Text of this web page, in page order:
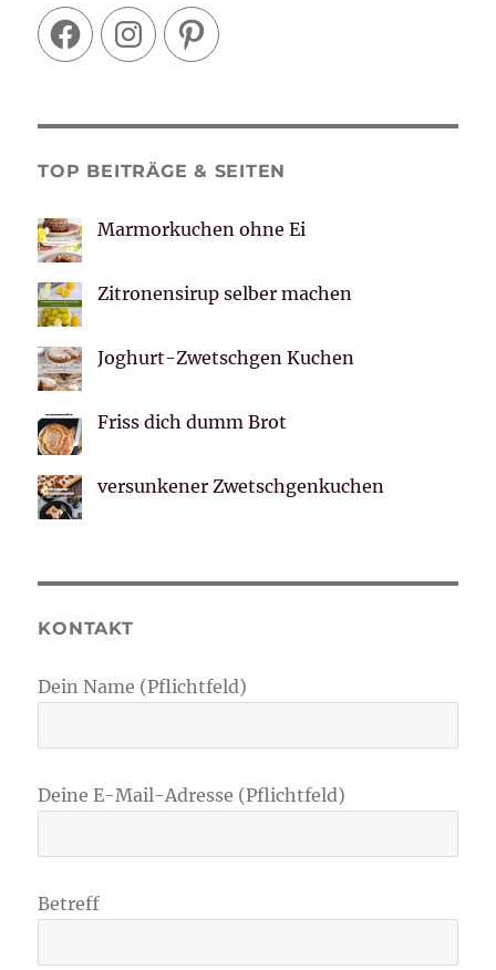
FacebookInstagramPinterest
TOP BEITRÄGE & SEITEN
Marmorkuchen ohne Ei
Zitronensirup selber machen
Joghurt-Zwetschgen Kuchen
Friss dich dumm Brot
versunkener Zwetschgenkuchen
KONTAKT
Dein Name (Pflichtfeld)
Deine E-Mail-Adresse (Pflichtfeld)
Betreff